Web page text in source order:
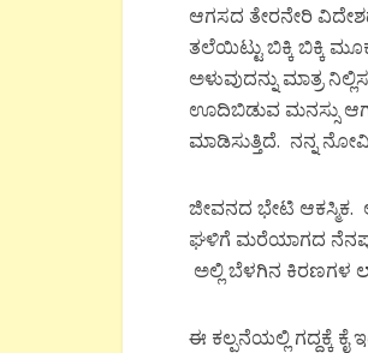
ಆಗಸದ ತೇರನೇರಿ
ತಲೆಯಿಟ್ಟು ಬಿಕ್ಕಿ ಬಿಕ್ಕಿ
ಅಳುವುದನ್ನು ಮಾತ್ರ
ಊದಿಬಿಡುವ ಮನಸ್ಸು
ಮಾಡಿಸುತ್ತಿದೆ. ನನ್ನ
ಜೀವನದ ಭೇಟಿ ಆಕಸ್ಮಿಕ.
ಘಳಿಗೆ ಮರೆಯಾಗದ
ಅಲ್ಲಿ ಬೆಳಗಿನ ಕಿರಣಗಳ
ಈ ಕಲ್ಪನೆಯಲ್ಲಿ ಗದ್ದಕ್ಕೆ